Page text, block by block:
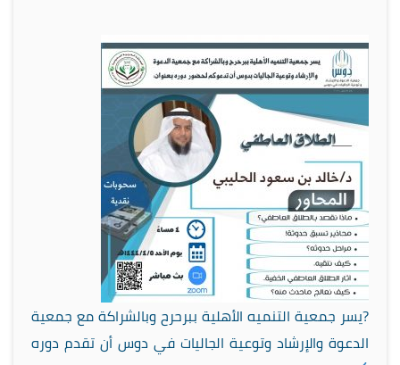
‏?يسر جمعية التنميه الأهلية ببرحرح وبالشراكة مع جمعية
الدعوة والإرشاد وتوعية الجاليات في دوس ‏أن تقدم دوره